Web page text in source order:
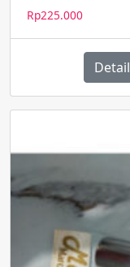
Rp225.000
Detail